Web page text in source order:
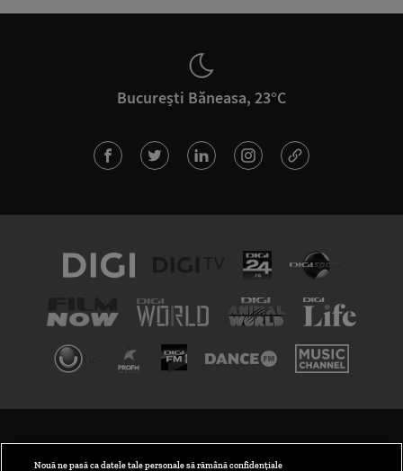
București Băneasa, 23°C
Nouă ne pasă ca datele tale personale să rămână confidențiale